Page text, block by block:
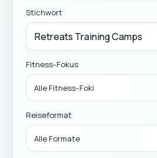
Stichwort
Fitness-Fokus
Alle Fitness-Foki
Reiseformat
Alle Formate